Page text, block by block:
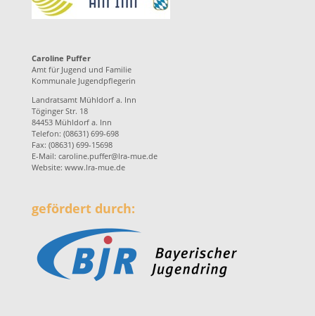
Caroline Puffer
Amt für Jugend und Familie
Kommunale Jugendpflegerin
Landratsamt Mühldorf a. Inn
Töginger Str. 18
84453 Mühldorf a. Inn
Telefon: (08631) 699-698
Fax: (08631) 699-15698
E-Mail: caroline.puffer@lra-mue.de
Website: www.lra-mue.de
gefördert durch: